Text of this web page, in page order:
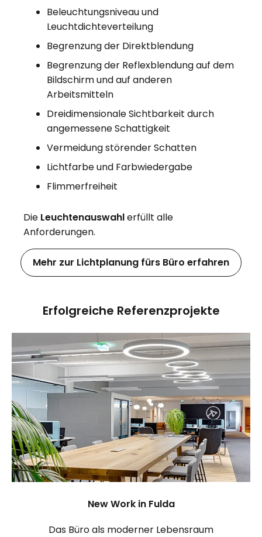
Beleuchtungsniveau und
Leuchtdichteverteilung
Begrenzung der Direktblendung
Begrenzung der Reflexblendung auf dem
Bildschirm und auf anderen
Arbeitsmitteln
Dreidimensionale Sichtbarkeit durch
angemessene Schattigkeit
Vermeidung störender Schatten
Lichtfarbe und Farbwiedergabe
Flimmerfreiheit
Die Leuchtenauswahlerfüllt alle
Anforderungen.
Mehr zur Lichtplanung fürs Büro erfahren
Erfolgreiche Referenzprojekte
New Work in Fulda
Das Büro als moderner Lebensraum